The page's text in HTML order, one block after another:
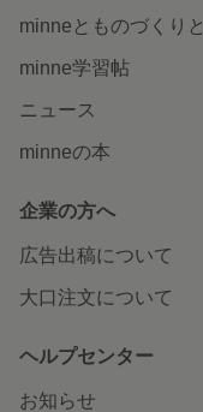
minneとものづくりと
minne学習帖
ニュース
minneの本
企業の方へ
広告出稿について
大口注文について
ヘルプセンター
お知らせ